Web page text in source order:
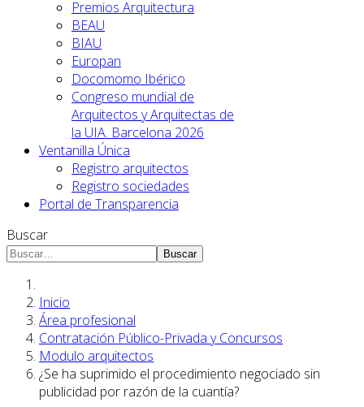
Premios Arquitectura
BEAU
BIAU
Europan
Docomomo Ibérico
Congreso mundial de
Arquitectos y Arquitectas de
la UIA. Barcelona 2026
Ventanilla Única
Registro arquitectos
Registro sociedades
Portal de Transparencia
Buscar
Buscar
Inicio
Área profesional
Contratación Público-Privada y Concursos
Modulo arquitectos
¿Se ha suprimido el procedimiento negociado sin
publicidad por razón de la cuantía?